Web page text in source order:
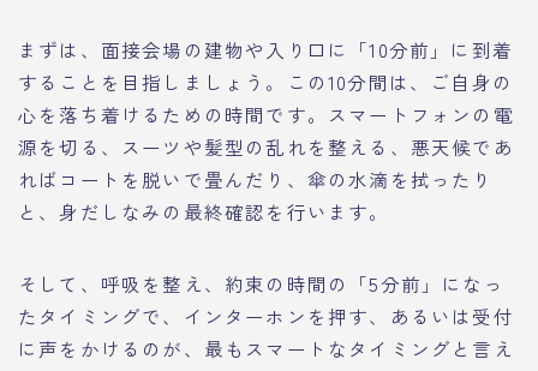
まずは、面接会場の建物や入り口に「10分前」に到着
することを目指しましょう。この10分間は、ご自身の
心を落ち着けるための時間です。スマートフォンの電
源を切る、スーツや髪型の乱れを整える、悪天候であ
ればコートを脱いで畳んだり、傘の水滴を拭ったり
と、身だしなみの最終確認を行います。
そして、呼吸を整え、約束の時間の「5分前」になっ
たタイミングで、インターホンを押す、あるいは受付
に声をかけるのが、最もスマートなタイミングと言え